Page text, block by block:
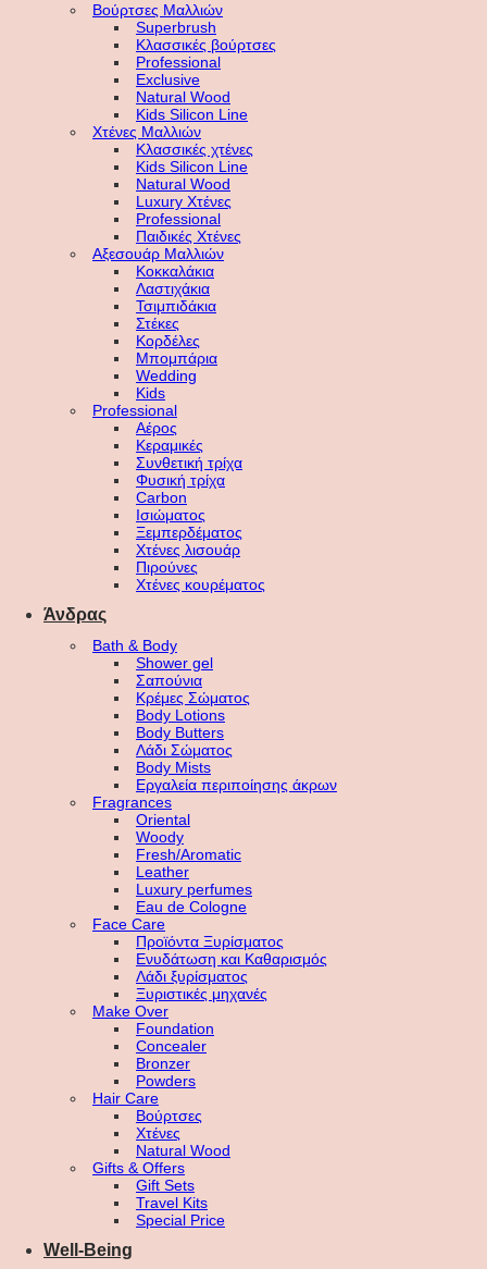
Βούρτσες Μαλλιών
Superbrush
Κλασσικές βούρτσες
Professional
Exclusive
Natural Wood
Kids Silicon Line
Χτένες Μαλλιών
Κλασσικές χτένες
Kids Silicon Line
Natural Wood
Luxury Χτένες
Professional
Παιδικές Χτένες
Αξεσουάρ Μαλλιών
Κοκκαλάκια
Λαστιχάκια
Τσιμπιδάκια
Στέκες
Κορδέλες
Μπομπάρια
Wedding
Kids
Professional
Αέρος
Κεραμικές
Συνθετική τρίχα
Φυσική τρίχα
Carbon
Ισιώματος
Ξεμπερδέματος
Χτένες λισουάρ
Πιρούνες
Χτένες κουρέματος
Άνδρας
Bath & Body
Shower gel
Σαπούνια
Κρέμες Σώματος
Body Lotions
Body Butters
Λάδι Σώματος
Body Mists
Εργαλεία περιποίησης άκρων
Fragrances
Oriental
Woody
Fresh/Aromatic
Leather
Luxury perfumes
Eau de Cologne
Face Care
Προϊόντα Ξυρίσματος
Ενυδάτωση και Καθαρισμός
Λάδι ξυρίσματος
Ξυριστικές μηχανές
Make Over
Foundation
Concealer
Bronzer
Powders
Hair Care
Βούρτσες
Χτένες
Natural Wood
Gifts & Offers
Gift Sets
Travel Kits
Special Price
Well-Being